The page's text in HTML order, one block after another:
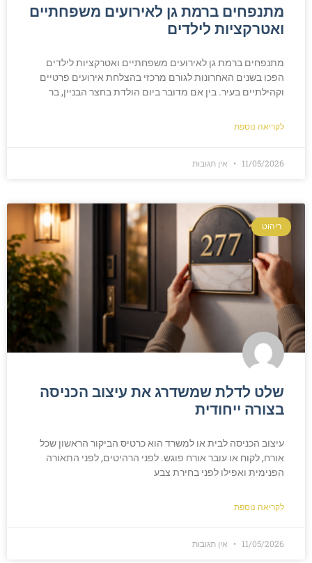
מתנפחים ברמת גן לאירועים משפחתיים
ואטרקציות לילדים
מתנפחים ברמת גן לאירועים משפחתיים ואטרקציות לילדים
הפכו בשנים האחרונות לגורם מרכזי בהצלחת אירועים פרטיים
וקהילתיים בעיר. בין אם מדובר ביום הולדת בחצר הבניין, בר
לקריאה נוספת
11/05/2026 אין תגובות
ריהוט
שלט לדלת שמשדרג את עיצוב הכניסה
בצורה ייחודית
עיצוב הכניסה לבית או למשרד הוא כרטיס הביקור הראשון שכל
אורח, לקוח או עובר אורח פוגש. לפני הרהיטים, לפני התאורה
הפנימית ואפילו לפני בחירת צבע
לקריאה נוספת
11/05/2026 אין תגובות